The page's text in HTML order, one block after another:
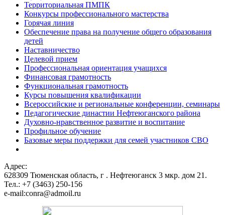
Территориальная ПМПК
Конкурсы профессионального мастерства
Горячая линия
Обеспечение права на получение общего образования
детей
Наставничество
Целевой прием
Профессиональная ориентация учащихся
Финансовая грамотность
Функциональная грамотность
Курсы повышения квалификации
Всероссийские и региональные конференции, семинары
Педагогические династии Нефтеюганского района
Духовно-нравственное развитие и воспитание
Профильное обучение
Базовые меры поддержки для семей участников СВО
Адрес:
628309 Тюменская область, г . Нефтеюганск 3 мкр. дом 21.
Тел.: +7 (3463) 250-156
e-mail:conra@admoil.ru